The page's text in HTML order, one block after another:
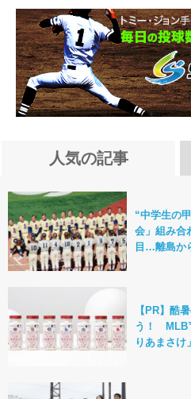
人気の記事
“中学生の
会」組み
目…離島か
【PR】酷
う！
りあまさけ